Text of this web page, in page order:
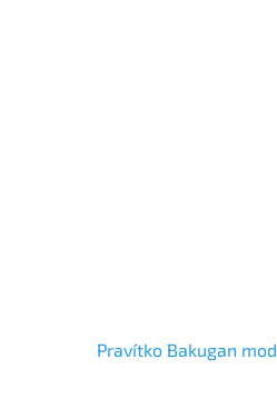
Pravítko Bakugan